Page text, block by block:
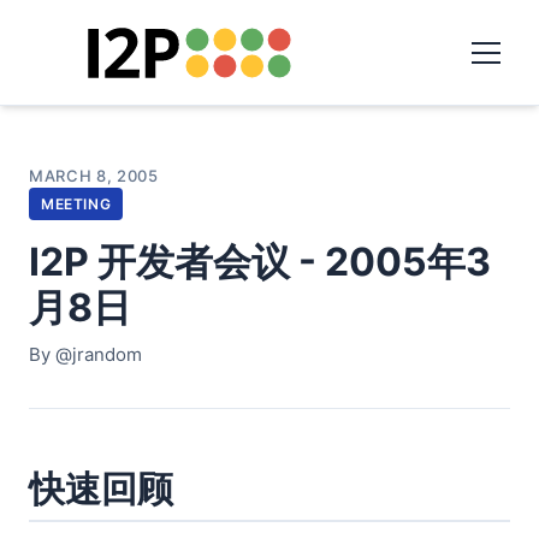
MARCH 8, 2005
MEETING
I2P 开发者会议 - 2005年3
月8日
By @jrandom
快速回顾